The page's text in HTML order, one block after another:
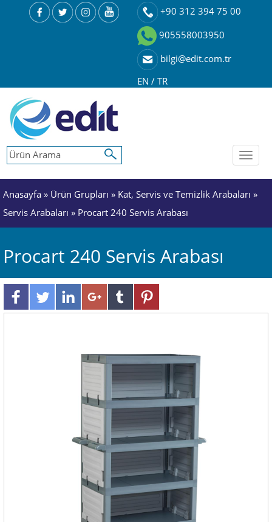
+90 312 394 75 00
905558003950
bilgi@edit.com.tr
EN / TR
Toggle
Anasayfa » Ürün Grupları » Kat, Servis ve Temizlik Arabaları »
Servis Arabaları » Procart 240 Servis Arabası
Procart 240 Servis Arabası